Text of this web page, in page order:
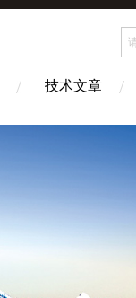
技术文章